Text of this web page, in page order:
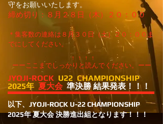
守をお願いいたします。
締め切り：８月２８日 （木）２０：００
​＊集客数の連絡は８月３０日（土）２０：００ま
でにしてください。
↑ ↑ ↑ ↑
ーーここまでしっかりと読んでください。ーー
JYOJI-ROCK U22 CHAMPIONSHIP
2025年 夏大会 準決勝 結果発表！！！
​以下、JYOJI-ROCK U-22 CHAMPIONSHIP
2025年 夏大会 決勝進出組となります！！！